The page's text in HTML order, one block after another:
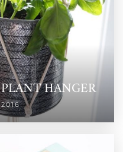
HANGER